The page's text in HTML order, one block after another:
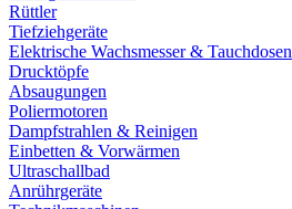
Rüttler
Tiefziehgeräte
Elektrische Wachsmesser & Tauchdosen
Drucktöpfe
Absaugungen
Poliermotoren
Dampfstrahlen & Reinigen
Einbetten & Vorwärmen
Ultraschallbad
Anrührgeräte